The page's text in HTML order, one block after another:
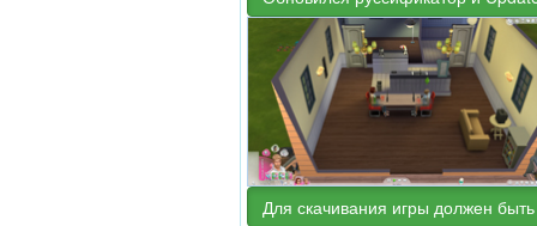
Для скачивания игры должен